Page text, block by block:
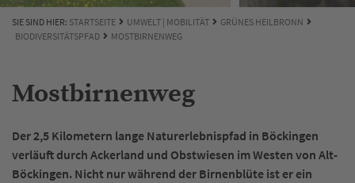
SIE SIND HIER: STARTSEITE UMWELT | MOBILITÄT
GRÜNES HEILBRONN
BIODIVERSITÄTSPFAD
MOSTBIRNENWEG
Mostbirnenweg
Der 2,5 Kilometern lange Naturerlebnispfad in Böckingen
verläuft durch Ackerland und Obstwiesen im Westen von Alt-
Böckingen. Nicht nur während der Birnenblüte ist er ein